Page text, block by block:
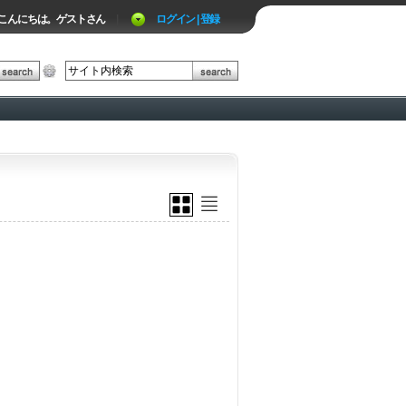
んにちは。ゲストさん ログイン | 登録